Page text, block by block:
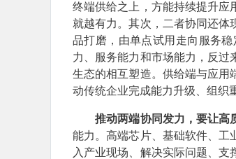
终端供给之上，方能持续提升应
就越有力。其次，二者协同还体
品打磨，由单点试用走向服务
力、服务能力和市场能力，反过
生态的相互塑造。供给端与应用
动传统企业完成能力升级、组织
推动两端协同发力，要让高
能力。高端芯片、基础软件、工
入产业现场、解决实际问题、